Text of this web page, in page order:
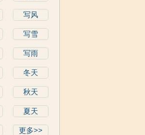
写风
写雪
写雨
冬天
秋天
夏天
更多>>